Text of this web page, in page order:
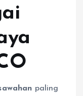
paling